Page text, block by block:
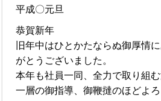
平成〇元旦
恭賀新年
旧年中はひとかたならぬ御厚情
がとうございました。
本年も社員一同、全力で取り組
一層の御指導、御鞭撻のほどよ